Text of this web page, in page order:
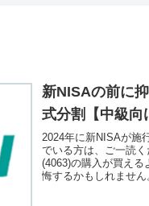
新NISAの前に
式分割【中級向
2024年に新NISAが施
でいる方は、ご一読く
(4063)の購入が買えるようになりま
悔するかもしれません